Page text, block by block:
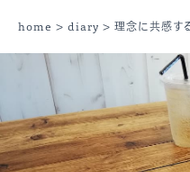
home > diary > 理念に共感す